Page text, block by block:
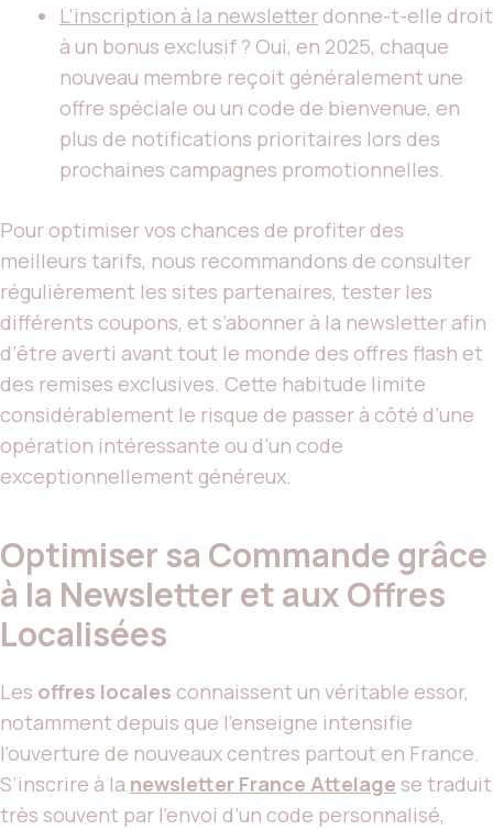
L’inscription à la newsletter donne-t-elle droit
à un bonus exclusif ? Oui, en 2025, chaque
nouveau membre reçoit généralement une
offre spéciale ou un code de bienvenue, en
plus de notifications prioritaires lors des
prochaines campagnes promotionnelles.
Pour optimiser vos chances de profiter des
meilleurs tarifs, nous recommandons de consulter
régulièrement les sites partenaires, tester les
différents coupons, et s’abonner à la newsletter afin
d’être averti avant tout le monde des offres flash et
des remises exclusives. Cette habitude limite
considérablement le risque de passer à côté d’une
opération intéressante ou d’un code
exceptionnellement généreux.
Optimiser sa Commande grâce
à la Newsletter et aux Offres
Localisées
Les offres locales connaissent un véritable essor,
notamment depuis que l’enseigne intensifie
l’ouverture de nouveaux centres partout en France.
S’inscrire à la newsletter France Attelage se traduit
très souvent par l’envoi d’un code personnalisé,